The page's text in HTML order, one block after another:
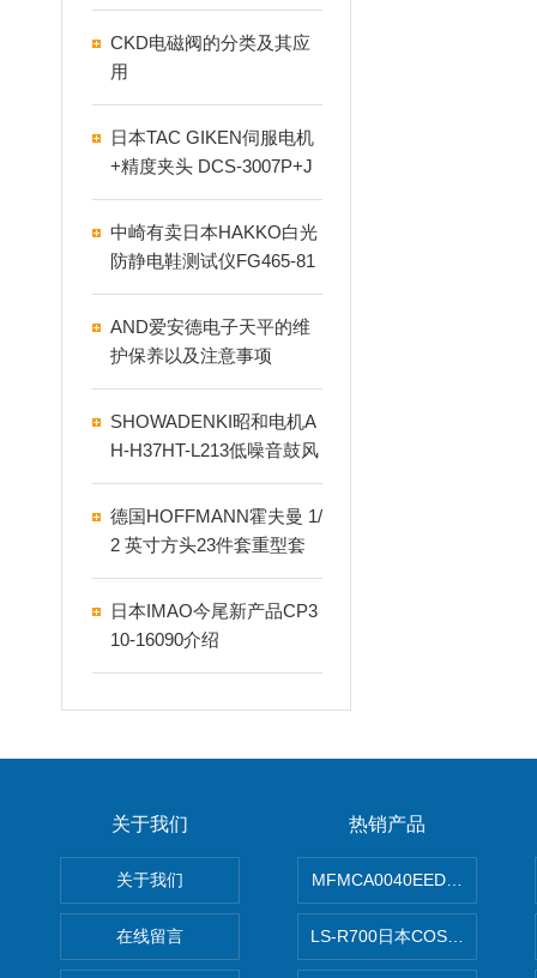
CKD电磁阀的分类及其应
用
日本TAC GIKEN伺服电机
+精度夹头 DCS-3007P+J
T.2S优势介绍
中崎有卖日本HAKKO白光
防静电鞋测试仪FG465-81
AND爱安德电子天平的维
护保养以及注意事项
SHOWADENKI昭和电机A
H-H37HT-L213低噪音鼓风
机
德国HOFFMANN霍夫曼 1/
2 英寸方头23件套重型套
筒扳手套装 637812
日本IMAO今尾新产品CP3
10-16090介绍
关于我们
关于我们
在线留言
热销产品
MFMCA0040EED-H日本
LS-R700日本COSMO科斯莫